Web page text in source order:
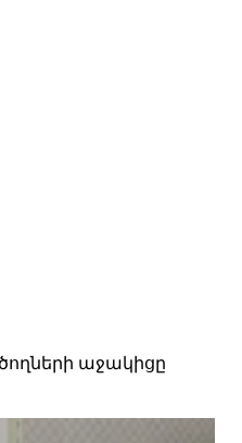
աջակիցը